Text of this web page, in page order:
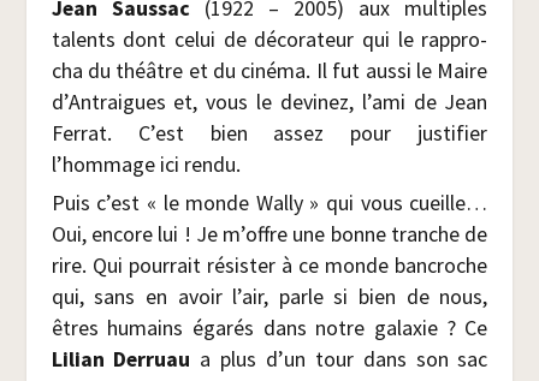
Jean Saus­sac (1922 – 2005) aux mul­tiples
talents dont celui de déco­ra­teur qui le rap­pro­
cha du théâtre et du ciné­ma. Il fut aus­si le Maire
d’Antraigues et, vous le devi­nez, l’ami de Jean
Fer­rat. C’est bien assez pour jus­ti­fier
l’hommage ici rendu.
Puis c’est « le monde Wal­ly » qui vous cueille…
Oui, encore lui ! Je m’offre une bonne tranche de
rire. Qui pour­rait résis­ter à ce monde ban­croche
qui, sans en avoir l’air, parle si bien de nous,
êtres humains éga­rés dans notre galaxie ? Ce
Lilian Der­ruau a plus d’un tour dans son sac